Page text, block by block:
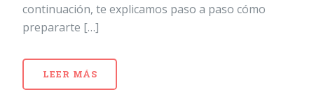
continuación, te explicamos paso a paso cómo
prepararte […]
LEER MÁS